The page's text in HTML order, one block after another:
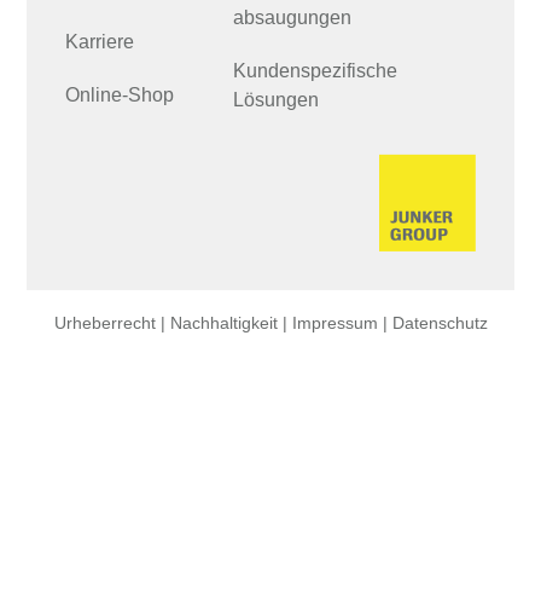
Karriere
Online-Shop
absaugungen
Kundenspezifische
Lösungen
Urheberrecht | Nachhaltigkeit | Impressum | Datenschutz